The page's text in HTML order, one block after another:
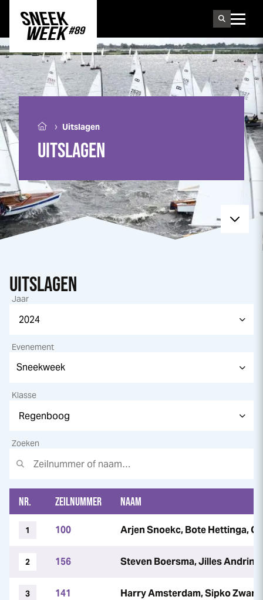
UITSLAGEN
› Uitslagen
UITSLAGEN
Jaar
Evenement
Klasse
Zoeken
NR. ZEILNUMMER NAAM
1 100 Arjen Snoekc, Bote Hettinga,
2 156 Steven Boersma, Jilles
3 141 Harry Amsterdam, Sipko